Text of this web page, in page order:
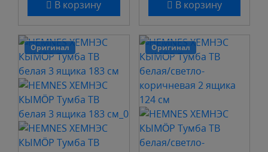
В корзину
В корзину
Оригинал Оригинал